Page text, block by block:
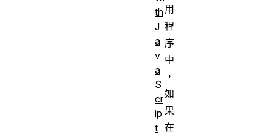
用
程
序
中
，
如
果
在
th
J
a
v
a
S
cr
ip
t